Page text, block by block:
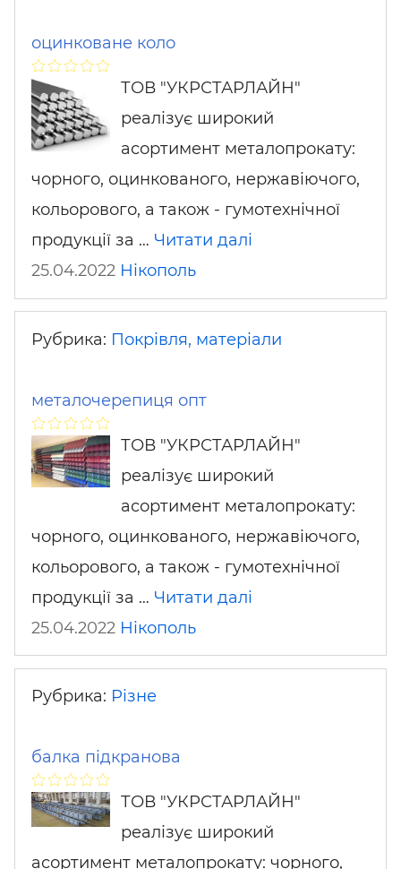
оцинковане коло
ТОВ "УКРСТАРЛАЙН"
реалізує широкий
асортимент металопрокату:
чорного, оцинкованого, нержавіючого,
кольорового, а також - гумотехнічної
продукції за … Читати далі
25.04.2022 Нікополь
Рубрика: Покрівля, матеріали
металочерепиця опт
ТОВ "УКРСТАРЛАЙН"
реалізує широкий
асортимент металопрокату:
чорного, оцинкованого, нержавіючого,
кольорового, а також - гумотехнічної
продукції за … Читати далі
25.04.2022 Нікополь
Рубрика: Різне
балка підкранова
ТОВ "УКРСТАРЛАЙН"
реалізує широкий
асортимент металопрокату: чорного,